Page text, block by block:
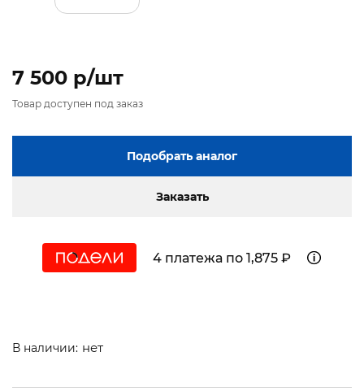
7 500 p/шт
Товар доступен под заказ
Подобрать аналог
Заказать
4 платежа по 1,875 ₽
В наличии: нет